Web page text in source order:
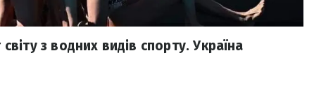
з водних видів спорту. Україна